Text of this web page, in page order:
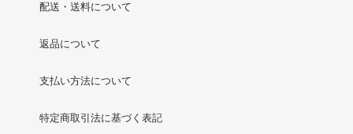
配送・送料について
返品について
支払い方法について
特定商取引法に基づく表記